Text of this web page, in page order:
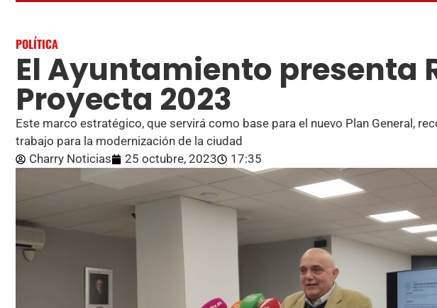
POLÍTICA
El Ayuntamiento presenta
Proyecta 2023
Este marco estratégico, que servirá como base para el nuevo Plan General,
trabajo para la modernización de la ciudad
Charry Noticias
25 octubre, 2023 17:35